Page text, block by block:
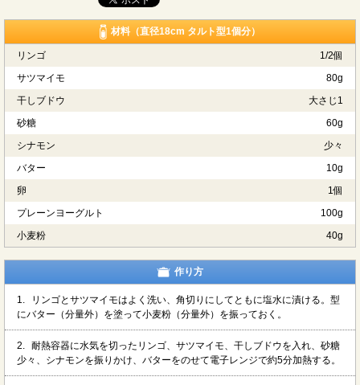
材料（直径18cm タルト型1個分）
リンゴ
1/2個
サツマイモ
80g
干しブドウ
大さじ1
砂糖
60g
シナモン
少々
バター
10g
卵
1個
プレーンヨーグルト
100g
小麦粉
40g
作り方
1.
リンゴとサツマイモはよく洗い、角切りにしてともに塩水に漬ける。型
にバター（分量外）を塗って小麦粉（分量外）を振っておく。
2. 耐熱容器に水気を切ったリンゴ、サツマイモ、干しブドウを入れ、砂糖
少々、シナモンを振りかけ、バターをのせて電子レンジで約5分加熱する。